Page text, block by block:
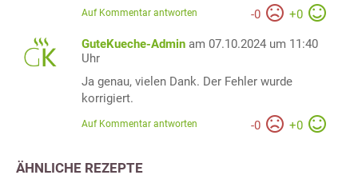
-0 +0
Auf Kommentar antworten
GuteKueche-Admin am 07.10.2024 um 11:40
Uhr
Ja genau, vielen Dank. Der Fehler wurde
korrigiert.
-0 +0
Auf Kommentar antworten
ÄHNLICHE REZEPTE